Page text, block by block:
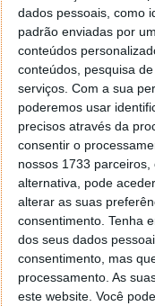
dados pessoais, como
padrão enviadas por
conteúdos
conteúdos, pesquisa
serviços. Com a sua
poderemos usar
precisos através da
consentir o
nossos 1733
alternativa, pode
alterar as suas
consentimento. Tenha
dos seus dados
consentimento, mas
processamento. As
este website. Você